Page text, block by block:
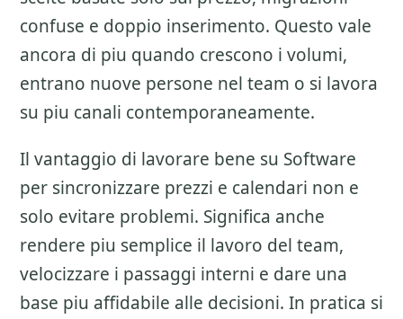
confuse e doppio inserimento. Questo vale
ancora di piu quando crescono i volumi,
entrano nuove persone nel team o si lavora
su piu canali contemporaneamente.
Il vantaggio di lavorare bene su Software
per sincronizzare prezzi e calendari non e
solo evitare problemi. Significa anche
rendere piu semplice il lavoro del team,
velocizzare i passaggi interni e dare una
base piu affidabile alle decisioni. In pratica si